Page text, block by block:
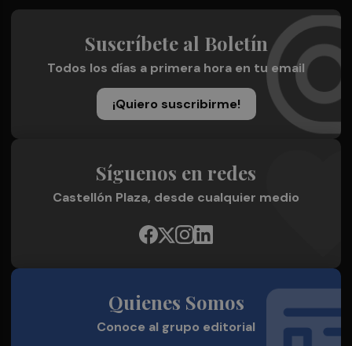
Suscríbete al Boletín
Todos los días a primera hora en tu email
¡Quiero suscribirme!
Síguenos en redes
Castellón Plaza, desde cualquier medio
Quienes Somos
Conoce al grupo editorial